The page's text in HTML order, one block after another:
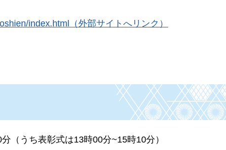
index.html（外部サイトへリンク）
（うち表彰式は13時00分~15時10分）